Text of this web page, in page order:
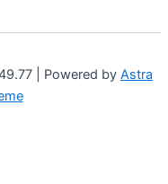
| Powered by Astra